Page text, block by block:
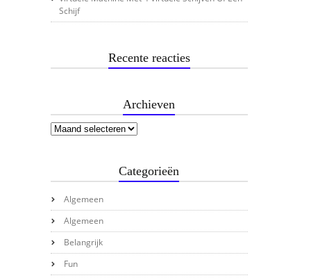
Schijf
Recente reacties
Archieven
Categorieën
Algemeen
Algemeen
Belangrijk
Fun